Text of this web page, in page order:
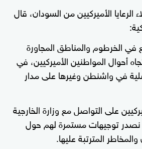
الأميركيين من السودان، قال
الخرطوم والمناطق المجاورة
أحوال المواطنين الأميركيين، في
في واشنطن وغيرها على مدار
على التواصل مع وزارة الخارجية
نصدر توجيهات مستمرة لهم حول
المترتبة عليها.